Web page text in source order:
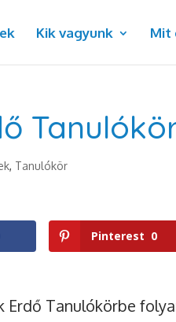
Kik vagyunk Mit
, Tanulókör
Pinterest 0
Erdő Tanulókörbe